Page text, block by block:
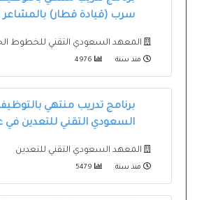
سرب (قيادة قطار)
المعهد السعودي التقني للخطوط
منذ سنة
برنامج تدريب منتهي
السعودي التقني للتعدين
المعهد السعودي التقني للتعدين
منذ سنة